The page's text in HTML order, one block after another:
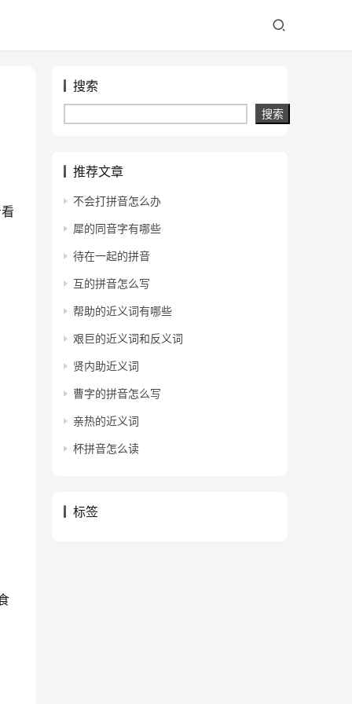
搜索
搜索
推荐文章
不会打拼音怎么办
犀的同音字有哪些
待在一起的拼音
互的拼音怎么写
帮助的近义词有哪些
艰巨的近义词和反义词
贤内助近义词
曹字的拼音怎么写
亲热的近义词
杯拼音怎么读
标签